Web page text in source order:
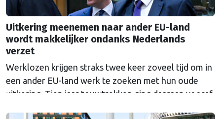
Uitkering meenemen naar ander EU-land
wordt makkelijker ondanks Nederlands
verzet
Werklozen krijgen straks twee keer zoveel tijd om in
een ander EU-land werk te zoeken met hun oude
uitkering. Tien jaar touwtrekken ging daaraan vooraf.